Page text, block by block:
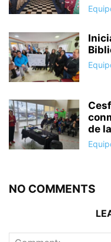
de
NO COMMENTS